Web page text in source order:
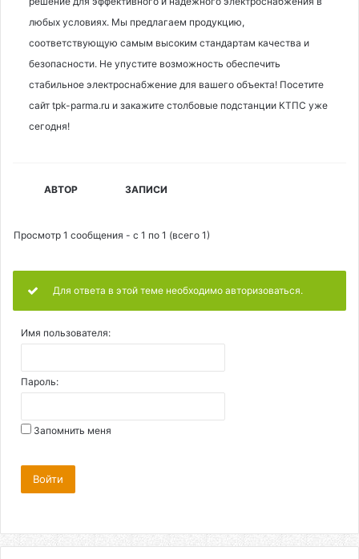
любых условиях. Мы предлагаем продукцию,
соответствующую самым высоким стандартам качества и
безопасности. Не упустите возможность обеспечить
стабильное электроснабжение для вашего объекта! Посетите
сайт tpk-parma.ru и закажите столбовые подстанции КТПС уже
сегодня!
АВТОР ЗАПИСИ
Просмотр 1 сообщения - с 1 по 1 (всего 1)
Для ответа в этой теме необходимо авторизоваться.
Имя пользователя:
Пароль:
Запомнить меня
Войти